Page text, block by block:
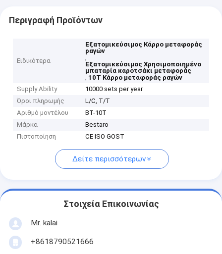
Περιγραφή Προϊόντων
Ειδικότερα
Εξατομικεύσιμος Κάρρο μεταφοράς
ραγών
,
Εξατομικεύσιμος Χρησιμοποιημένο
μπαταρία καροτσάκι μεταφοράς
, 10T Κάρρο μεταφοράς ραγών
Supply Ability
10000 sets per year
Όροι πληρωμής
L/C, T/T
Αριθμό μοντέλου
BT-10T
Μάρκα
Bestaro
Πιστοποίηση
CE ISO GOST
Δείτε περισσότερων
Στοιχεία Επικοινωνίας
Mr. kalai
+8618790521666